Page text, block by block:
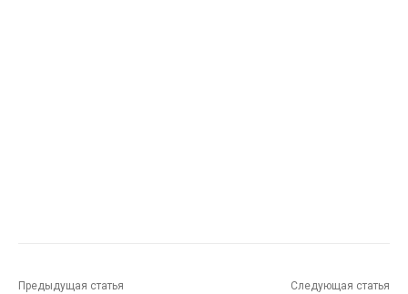
Предыдущая статья Следующая статья